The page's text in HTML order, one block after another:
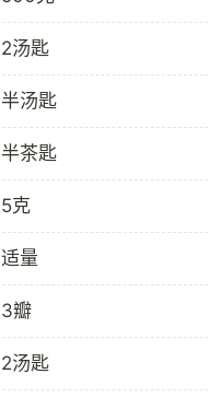
2汤匙
半汤匙
半茶匙
5克
适量
3瓣
2汤匙